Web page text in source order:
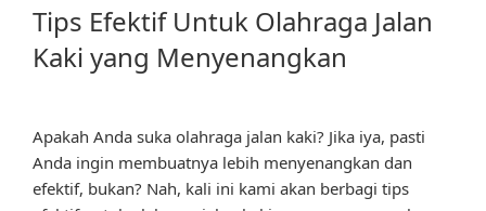
ON
Tips Efektif Untuk Olahraga Jalan
Kaki yang Menyenangkan
Apakah Anda suka olahraga jalan kaki? Jika iya, pasti
Anda ingin membuatnya lebih menyenangkan dan
efektif, bukan? Nah, kali ini kami akan berbagi tips